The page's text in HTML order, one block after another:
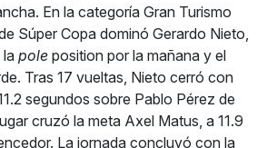
En la categoría Gran Turismo
Súper Copa dominó Gerardo Nieto,
lapole position por la mañana y el
Tras 17 vueltas, Nieto cerró con
segundos sobre Pablo Pérez de
cruzó la meta Axel Matus, a 11.9
La jornada concluyó con la